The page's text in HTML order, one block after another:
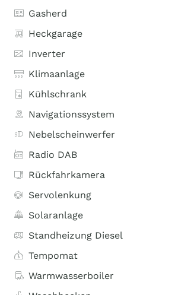
Gasherd
Heckgarage
Inverter
Klimaanlage
Kühlschrank
Navigationssystem
Nebelscheinwerfer
Radio DAB
Rückfahrkamera
Servolenkung
Solaranlage
Standheizung Diesel
Tempomat
Warmwasserboiler